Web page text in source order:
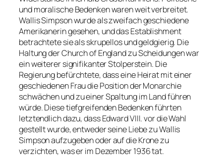
und moralische Bedenken waren weit verbreitet.
Wallis Simpson wurde als zweifach geschiedene
Amerikanerin gesehen, und das Establishment
betrachtete sie als skrupellos und geldgierig. Die
Haltung der Church of England zu Scheidungen war
ein weiterer signifikanter Stolperstein. Die
Regierung befürchtete, dass eine Heirat mit einer
geschiedenen Frau die Position der Monarchie
schwächen und zu einer Spaltung im Land führen
würde. Diese tiefgreifenden Bedenken führten
letztendlich dazu, dass Edward VIII. vor die Wahl
gestellt wurde, entweder seine Liebe zu Wallis
Simpson aufzugeben oder auf die Krone zu
verzichten, was er im Dezember 1936 tat.